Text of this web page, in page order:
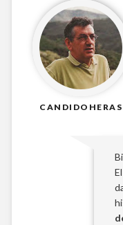
CANDIDOHERAS